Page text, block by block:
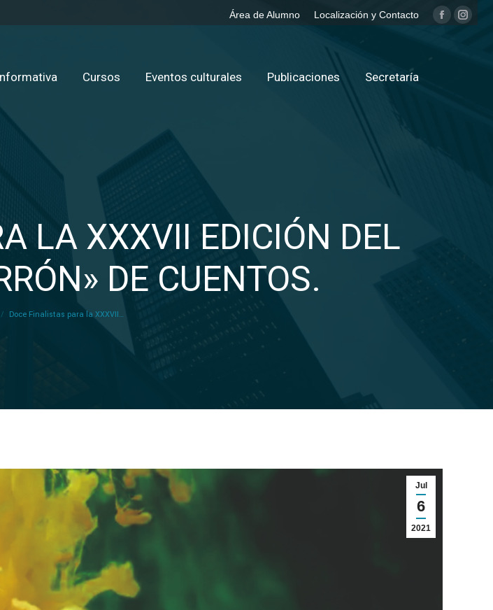
Área de Alumno Localización y Contacto
Facebook
Cursos Eventos culturales Publicaciones Secretaría
LA XXXVII EDICIÓN DEL
DE CUENTOS.
aquí:
Doce Finalistas para la XXXVII…
Jul
6
2021